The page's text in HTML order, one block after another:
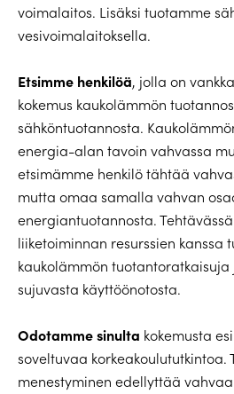
voimalaitos. Lisäksi tuotamme
vesivoimalaitoksella.
Etsimme henkilöä, jolla on
kokemus kaukolämmön
sähköntuotannosta.
energia-alan tavoin vahvassa
etsimämme henkilö tähtää
mutta omaa samalla vahvan
energiantuotannosta.
liiketoiminnan resurssien kanssa
kaukolämmön
sujuvasta käyttöönotosta.
Odotamme sinulta kokemusta
soveltuvaa korkeakoulututkintoa.
menestyminen edellyttää